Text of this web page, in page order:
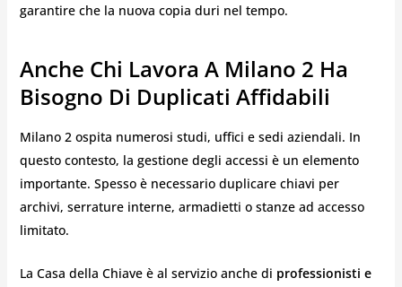
garantire che la nuova copia duri nel tempo.
Anche Chi Lavora A Milano 2 Ha
Bisogno Di Duplicati Affidabili
Milano 2 ospita numerosi studi, uffici e sedi aziendali. In
questo contesto, la gestione degli accessi è un elemento
importante. Spesso è necessario duplicare chiavi per
archivi, serrature interne, armadietti o stanze ad accesso
limitato.
La Casa della Chiave è al servizio anche di professionisti e